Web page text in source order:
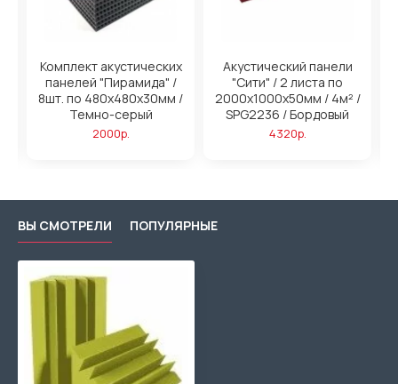
Комплект акустических
панелей "Пирамида" /
8шт. по 480x480х30мм /
Темно-серый
2000р.
Акустический панели
"Сити" / 2 листа по
2000х1000х50мм / 4м² /
SPG2236 / Бордовый
4320р.
ВЫ СМОТРЕЛИ ПОПУЛЯРНЫЕ